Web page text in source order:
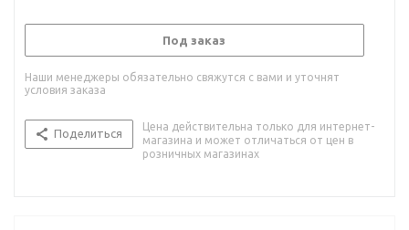
Под заказ
Наши менеджеры обязательно свяжутся с вами и уточнят
условия заказа
Поделиться
Цена действительна только для интернет-
магазина и может отличаться от цен в
розничных магазинах